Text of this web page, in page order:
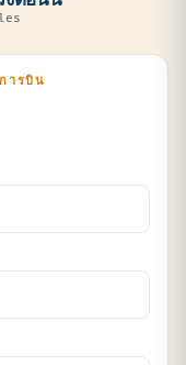
ารบิน